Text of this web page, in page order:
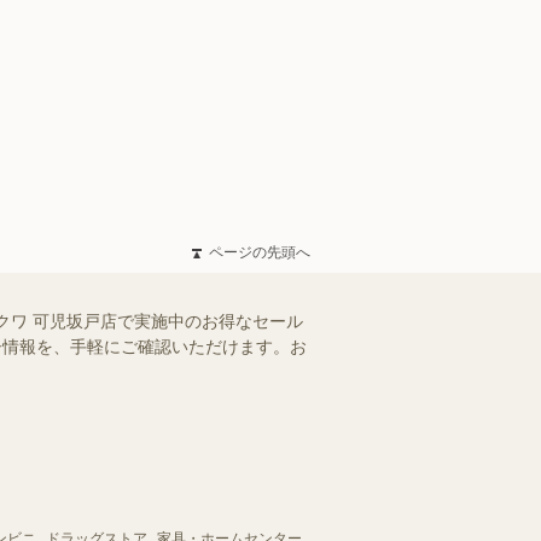
ページの先頭へ
ワ 可児坂戸店で実施中のお得なセール
報を、手軽にご確認いただけます。お